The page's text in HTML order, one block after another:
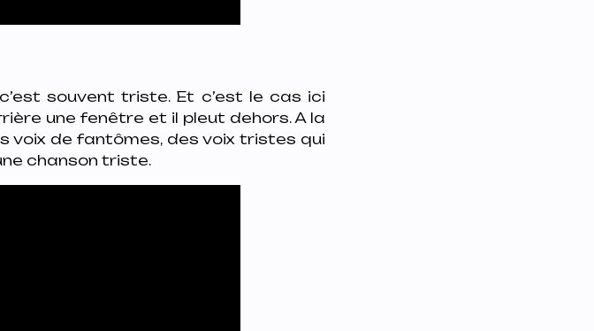
souvent triste. Et c’est le cas ici
une fenêtre et il pleut dehors. A la
voix de fantômes, des voix tristes qui
chanson triste.